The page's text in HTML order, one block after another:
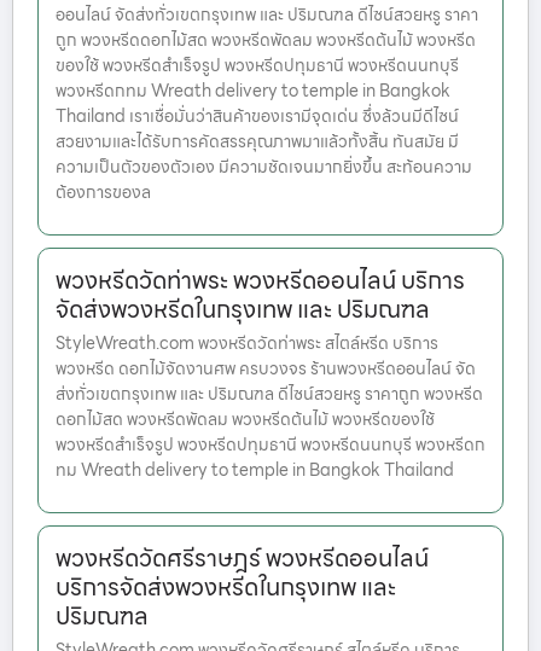
ออนไลน์ จัดส่งทั่วเขตกรุงเทพ และ ปริมณฑล ดีไซน์สวยหรู ราคา
ถูก พวงหรีดดอกไม้สด พวงหรีดพัดลม พวงหรีดต้นไม้ พวงหรีด
ของใช้ พวงหรีดสำเร็จรูป พวงหรีดปทุมธานี พวงหรีดนนทบุรี
พวงหรีดกทม Wreath delivery to temple in Bangkok
Thailand เราเชื่อมั่นว่าสินค้าของเรามีจุดเด่น ซึ่งล้วนมีดีไซน์
สวยงามและได้รับการคัดสรรคุณภาพมาแล้วทั้งสิ้น ทันสมัย มี
ความเป็นตัวของตัวเอง มีความชัดเจนมากยิ่งขึ้น สะท้อนความ
ต้องการของล
พวงหรีดวัดท่าพระ พวงหรีดออนไลน์ บริการ
จัดส่งพวงหรีดในกรุงเทพ และ ปริมณฑล
StyleWreath.com พวงหรีดวัดท่าพระ สไตล์หรีด บริการ
พวงหรีด ดอกไม้จัดงานศพ ครบวงจร ร้านพวงหรีดออนไลน์ จัด
ส่งทั่วเขตกรุงเทพ และ ปริมณฑล ดีไซน์สวยหรู ราคาถูก พวงหรีด
ดอกไม้สด พวงหรีดพัดลม พวงหรีดต้นไม้ พวงหรีดของใช้
พวงหรีดสำเร็จรูป พวงหรีดปทุมธานี พวงหรีดนนทบุรี พวงหรีดก
ทม Wreath delivery to temple in Bangkok Thailand
พวงหรีดวัดศรีราษฎร์ พวงหรีดออนไลน์
บริการจัดส่งพวงหรีดในกรุงเทพ และ
ปริมณฑล